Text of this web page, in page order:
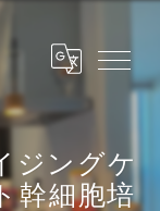
ジングケ
幹細胞培